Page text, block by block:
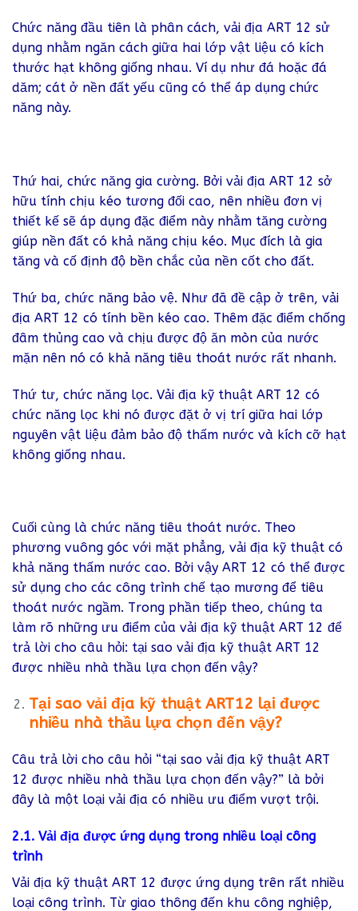
Chức năng đầu tiên là phân cách, vải địa ART 12 sử
dụng nhằm ngăn cách giữa hai lớp vật liệu có kích
thước hạt không giống nhau. Ví dụ như đá hoặc đá
dăm; cát ở nền đất yếu cũng có thể áp dụng chức
năng này.
Thứ hai, chức năng gia cường. Bởi vải địa ART 12 sở
hữu tính chịu kéo tương đối cao, nên nhiều đơn vị
thiết kế sẽ áp dụng đặc điểm này nhằm tăng cường
giúp nền đất có khả năng chịu kéo. Mục đích là gia
tăng và cố định độ bền chắc của nền cốt cho đất.
Thứ ba, chức năng bảo vệ. Như đã đề cập ở trên, vải
địa ART 12 có tính bền kéo cao. Thêm đặc điểm chống
đâm thủng cao và chịu được độ ăn mòn của nước
mặn nên nó có khả năng tiêu thoát nước rất nhanh.
Thứ tư, chức năng lọc. Vải địa kỹ thuật ART 12 có
chức năng lọc khi nó được đặt ở vị trí giữa hai lớp
nguyên vật liệu đảm bảo độ thấm nước và kích cỡ hạt
không giống nhau.
Cuối cùng là chức năng tiêu thoát nước. Theo
phương vuông góc với mặt phẳng, vải địa kỹ thuật có
khả năng thấm nước cao. Bởi vậy ART 12 có thể được
sử dụng cho các công trình chế tạo mương để tiêu
thoát nước ngầm. Trong phần tiếp theo, chúng ta
làm rõ những ưu điểm của vải địa kỹ thuật ART 12 để
trả lời cho câu hỏi: tại sao vải địa kỹ thuật ART 12
được nhiều nhà thầu lựa chọn đến vậy?
Tại sao vải địa kỹ thuật ART12 lại được
nhiều nhà thầu lựa chọn đến vậy?
Câu trả lời cho câu hỏi “tại sao vải địa kỹ thuật ART
12 được nhiều nhà thầu lựa chọn đến vậy?” là bởi
đây là một loại vải địa có nhiều ưu điểm vượt trội.
2.1. Vải địa được ứng dụng trong nhiều loại công
trình
Vải địa kỹ thuật ART 12 được ứng dụng trên rất nhiều
loại công trình. Từ giao thông đến khu công nghiệp,